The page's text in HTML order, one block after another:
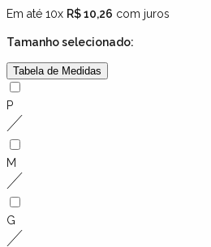
Em até 10x R$ 10,26 com juros
Tamanhoselecionado:
Tabela de Medidas
P
M
G